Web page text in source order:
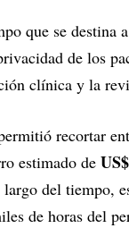
que se destina
de los
clínica y la
recortar
estimado de
largo del tiempo,
de horas del